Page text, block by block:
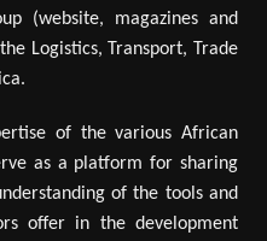
(website, magazines and
Logistics, Transport, Trade
of the various African
as a platform for sharing
of the tools and
offer in the development